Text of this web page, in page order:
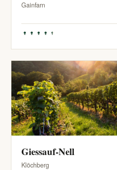
Gainfarn
Giessauf-Nell
Klöchberg